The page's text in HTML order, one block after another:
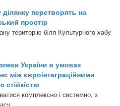
перетворять на
простір
територію біля Культурного хабу
України в умовах
між євроінтеграційними
стійкістю
комплексно і системно, з